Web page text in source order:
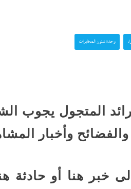
جنيه..تذكرة
الملكي” في حفل
التى يناقشها ترامب
وحدة شئون المخابرات
المتجول يجوب
وأخبار
خبر هنا أو